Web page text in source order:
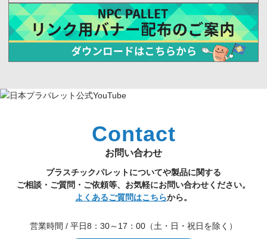
Contact
お問い合わせ
プラスチックパレットについてや製品に関する
ご相談・ご質問・ご依頼等、お気軽にお問い合わせください。
よくあるご質問はこちらから。
営業時間 / 平日8：30～17：00（土・日・祝日を除く）